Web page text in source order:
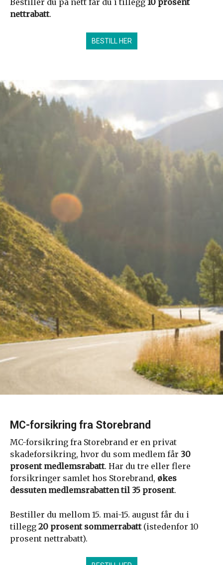
nettrabatt.
BESTILL HER
MC-forsikring fra Storebrand
MC-forsikring fra Storebrand er en privat
skadeforsikring, hvor du som medlem får 30
prosent medlemsrabatt. Har du tre eller flere
forsikringer samlet hos Storebrand, økes
dessuten medlemsrabatten til 35 prosent.
Bestiller du mellom 15. mai-15. august får du i
tillegg 20 prosent sommerrabatt(istedenfor 10
prosent nettrabatt).